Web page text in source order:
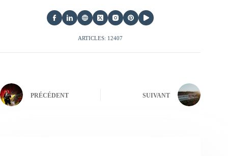
ARTICLES: 12407
PRÉCÉDENT SUIVANT